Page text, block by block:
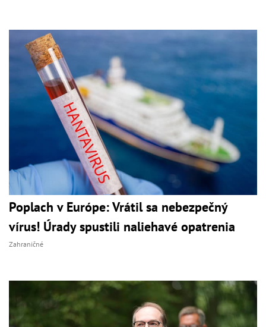
Poplach v Európe: Vrátil sa nebezpečný
vírus! Úrady spustili naliehavé opatrenia
Zahraničné